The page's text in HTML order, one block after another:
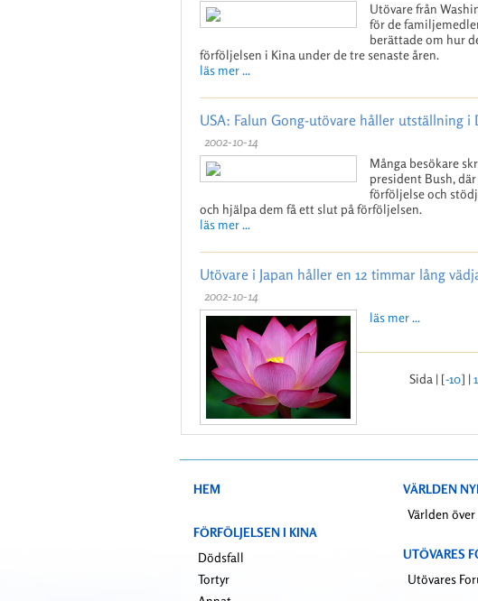
Utövare från
för de
berättade om hur
förföljelsen i Kina under de tre senaste åren.
läs mer ...
USA: Falun Gong-utövare håller utställning i
2002-10-14
Många besökare
president Bush,
förföljelse och
och hjälpa dem få ett slut på förföljelsen.
läs mer ...
Utövare i Japan håller en 12 timmar lång
2002-10-14
läs mer ...
Sida | [-10] |1
HEM
FÖRFÖLJELSEN I KINA
Dödsfall
Tortyr
VÄRLDEN
Världen över
UTÖVARES
Utövares